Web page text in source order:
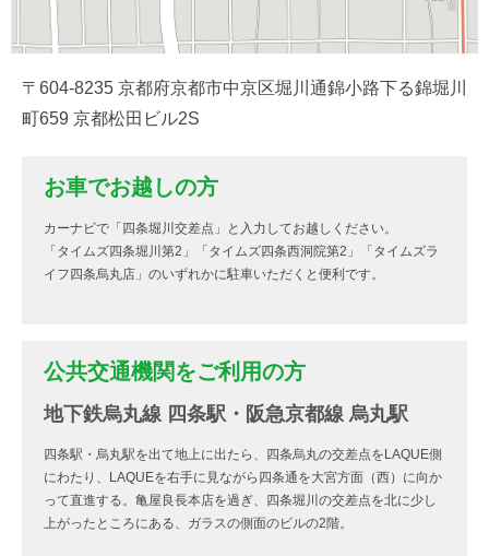
〒604-8235 京都府京都市中京区堀川通錦小路下る錦堀川
町659 京都松田ビル2S
お車でお越しの方
カーナビで「四条堀川交差点」と入力してお越しください。
「タイムズ四条堀川第2」「タイムズ四条西洞院第2」「タイムズラ
イフ四条烏丸店」のいずれかに駐車いただくと便利です。
公共交通機関をご利用の方
地下鉄烏丸線 四条駅・阪急京都線 烏丸駅
四条駅・烏丸駅を出て地上に出たら、四条烏丸の交差点をLAQUE側
にわたり、LAQUEを右手に見ながら四条通を大宮方面（西）に向か
って直進する。亀屋良長本店を過ぎ、四条堀川の交差点を北に少し
上がったところにある、ガラスの側面のビルの2階。